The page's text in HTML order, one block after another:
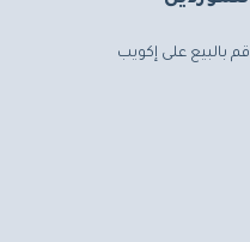
قم بالبيع على إكويب